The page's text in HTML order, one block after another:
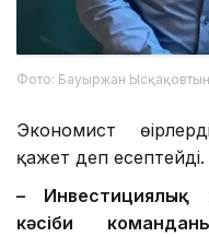
Фото: Бауыржан
Экономист
қажет деп есептейді.
– Инвестициялық
кәсіби